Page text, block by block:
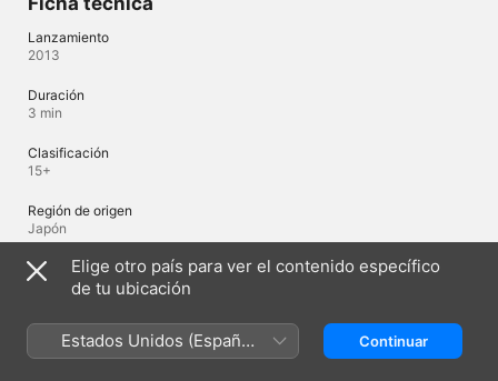
Lanzamiento
2013
Duración
3 min
Clasificación
15+
Región de origen
Japón
Idiomas
Audio original
Japonés (Japón)
Elige otro país para ver el contenido específico
de tu ubicación
Estados Unidos (Español
México)
Continuar